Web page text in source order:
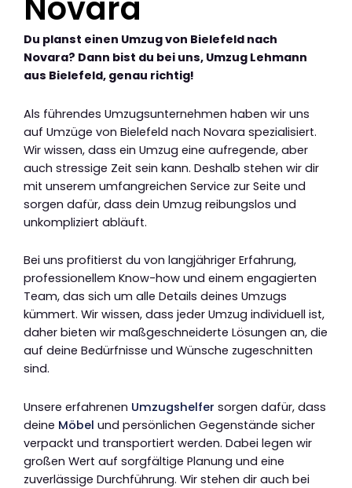
Novara
Du planst einen Umzug von Bielefeld nach
Novara? Dann bist du bei uns, Umzug Lehmann
aus Bielefeld, genau richtig!
Als führendes Umzugsunternehmen haben wir uns
auf Umzüge von Bielefeld nach Novara spezialisiert.
Wir wissen, dass ein Umzug eine aufregende, aber
auch stressige Zeit sein kann. Deshalb stehen wir dir
mit unserem umfangreichen Service zur Seite und
sorgen dafür, dass dein Umzug reibungslos und
unkompliziert abläuft.
Bei uns profitierst du von langjähriger Erfahrung,
professionellem Know-how und einem engagierten
Team, das sich um alle Details deines Umzugs
kümmert. Wir wissen, dass jeder Umzug individuell ist,
daher bieten wir maßgeschneiderte Lösungen an, die
auf deine Bedürfnisse und Wünsche zugeschnitten
sind.
Unsere erfahrenen Umzugshelfer sorgen dafür, dass
deine Möbel und persönlichen Gegenstände sicher
verpackt und transportiert werden. Dabei legen wir
großen Wert auf sorgfältige Planung und eine
zuverlässige Durchführung. Wir stehen dir auch bei